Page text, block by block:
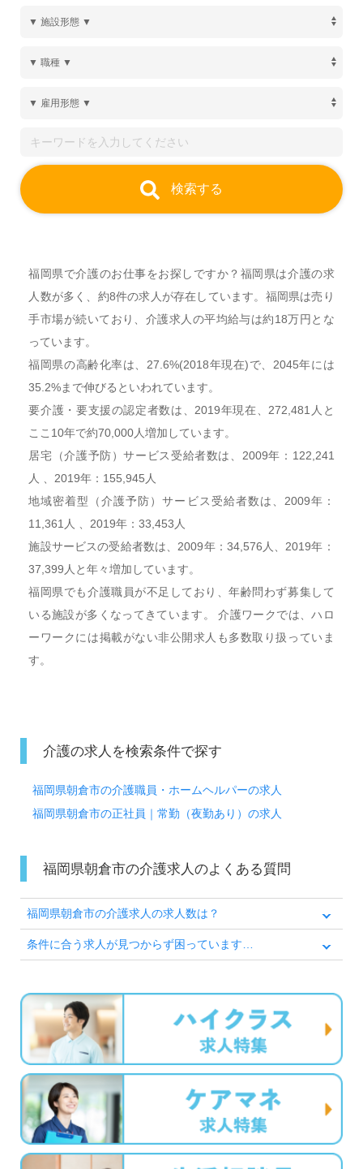
検索する
福岡県で介護のお仕事をお探しですか？福岡県は介護の求
人数が多く、約8件の求人が存在しています。福岡県は売り
手市場が続いており、介護求人の平均給与は約18万円とな
っています。
福岡県の高齢化率は、27.6%(2018年現在)で、2045年には
35.2%まで伸びるといわれています。
要介護・要支援の認定者数は、2019年現在、272,481人と
ここ10年で約70,000人増加しています。
居宅（介護予防）サービス受給者数は、2009年：122,241
人 、2019年：155,945人
地域密着型（介護予防）サービス受給者数は、2009年：
11,361人 、2019年：33,453人
施設サービスの受給者数は、2009年：34,576人、2019年：
37,399人と年々増加しています。
福岡県でも介護職員が不足しており、年齢問わず募集して
いる施設が多くなってきています。 介護ワークでは、ハロ
ーワークには掲載がない非公開求人も多数取り扱っていま
す。
介護の求人を検索条件で探す
福岡県朝倉市の介護職員・ホームヘルパーの求人
福岡県朝倉市の正社員｜常勤（夜勤あり）の求人
福岡県朝倉市の介護求人のよくある質問
福岡県朝倉市の介護求人の求人数は？
条件に合う求人が見つからず困っています…